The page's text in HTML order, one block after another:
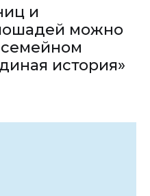
и
можно
история»